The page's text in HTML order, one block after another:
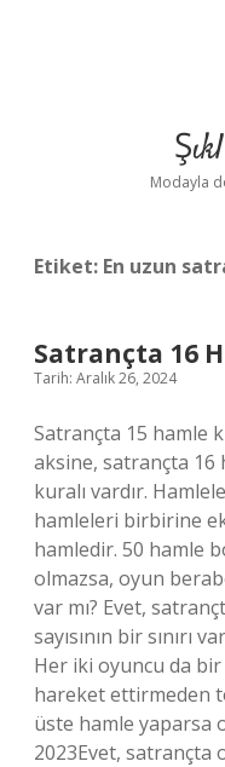
Modayla
Etiket: En uzun
Satrançta 16
Tarih: Aralık 26, 2024
Satrançta 15 hamle
aksine, satrançta 16
kuralı vardır.
hamleleri birbirine
hamledir. 50 hamle
olmazsa, oyun
var mı? Evet,
sayısının bir sınırı
Her iki oyuncu da
hareket ettirmeden
üste hamle yaparsa
2023Evet, satrançta